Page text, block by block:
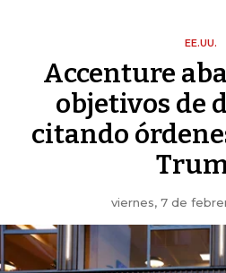
EE.UU.
Accenture
objetivos de
citando
viernes, 7 de